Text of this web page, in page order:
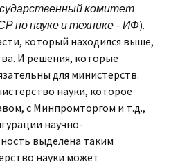
комитет
по науке и технике – ИФ).
который находился выше,
И решения, которые
для министерств.
науки, которое
с Минпромторгом и т.д.,
научно-
выделена таким
науки может